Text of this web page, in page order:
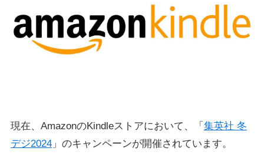
現在、AmazonのKindleストアにおいて、「 集英社 冬
デジ2024」のキャンペーンが開催されています。